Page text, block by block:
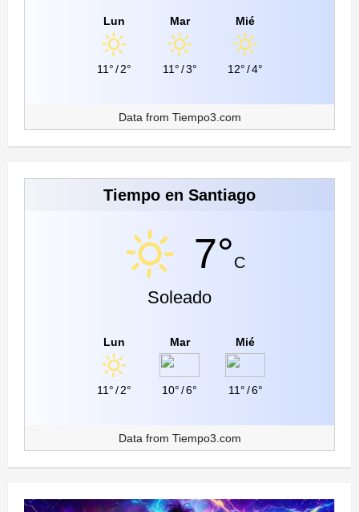
Lun
11°/2°
Mar
11°/3°
Mié
12°/4°
Data from Tiempo3.com
Tiempo en Santiago
7°C
Soleado
Lun
11°/2°
Mar
10°/6°
Mié
11°/6°
Data from Tiempo3.com